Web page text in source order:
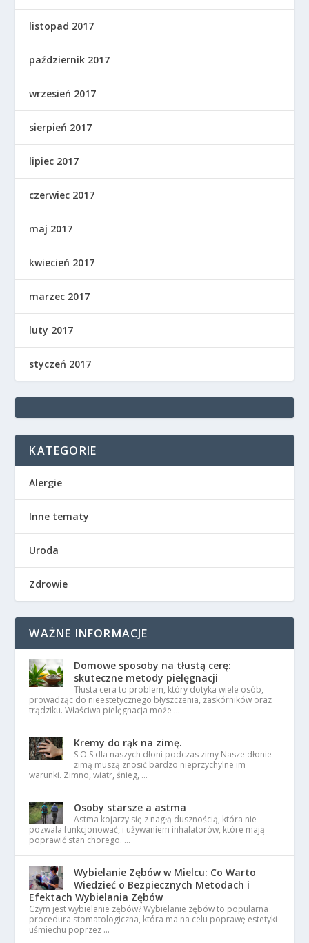
listopad 2017
październik 2017
wrzesień 2017
sierpień 2017
lipiec 2017
czerwiec 2017
maj 2017
kwiecień 2017
marzec 2017
luty 2017
styczeń 2017
KATEGORIE
Alergie
Inne tematy
Uroda
Zdrowie
WAŻNE INFORMACJE
Domowe sposoby na tłustą cerę:
skuteczne metody pielęgnacji
Tłusta cera to problem, który dotyka wiele osób,
prowadząc do nieestetycznego błyszczenia, zaskórników oraz
trądziku. Właściwa pielęgnacja może …
Kremy do rąk na zimę.
S.O.S dla naszych dłoni podczas zimy Nasze dłonie
zimą muszą znosić bardzo nieprzychylne im
warunki. Zimno, wiatr, śnieg, …
Osoby starsze a astma
Astma kojarzy się z nagłą dusznością, która nie
pozwala funkcjonować, i używaniem inhalatorów, które mają
poprawić stan chorego. …
Wybielanie Zębów w Mielcu: Co Warto
Wiedzieć o Bezpiecznych Metodach i
Efektach Wybielania Zębów
Czym jest wybielanie zębów? Wybielanie zębów to popularna
procedura stomatologiczna, która ma na celu poprawę estetyki
uśmiechu poprzez …